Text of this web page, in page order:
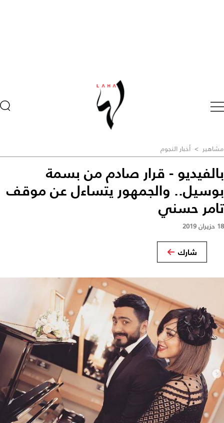
مشاهير > أخبار النجوم
بالفيديو - قرار صادم من بسمة
بوسيل.. والجمهور يتساءل عن موقف
تامر حسني
18 حزيران 2019
شارك